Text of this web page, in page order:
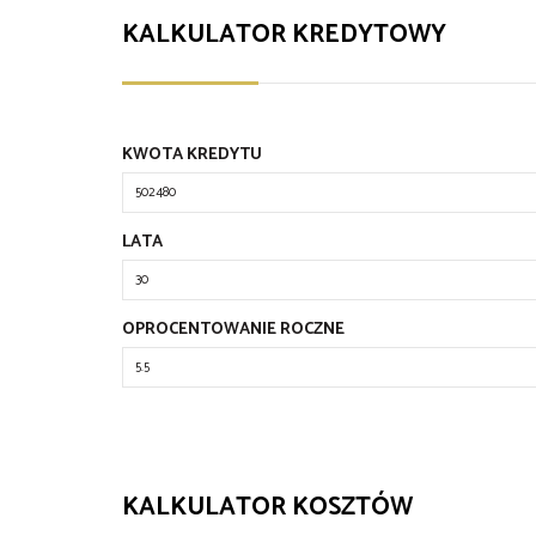
KALKULATOR KREDYTOWY
KWOTA KREDYTU
LATA
OPROCENTOWANIE ROCZNE
KALKULATOR KOSZTÓW